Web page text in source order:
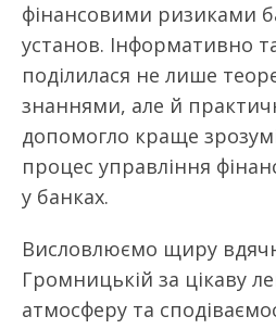
фінансовими ризиками
установ. Інформативно
поділилася не лише
знаннями, але й
допомогло краще
процес управління
у банках.
Висловлюємо щиру
Громницькій за цікаву
атмосферу та